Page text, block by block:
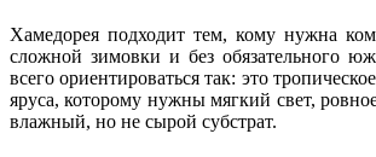
Хамедорея подходит тем, кому нужна
сложной зимовки и без обязательного
всего ориентироваться так: это
яруса, которому нужны мягкий свет,
влажный, но не сырой субстрат.